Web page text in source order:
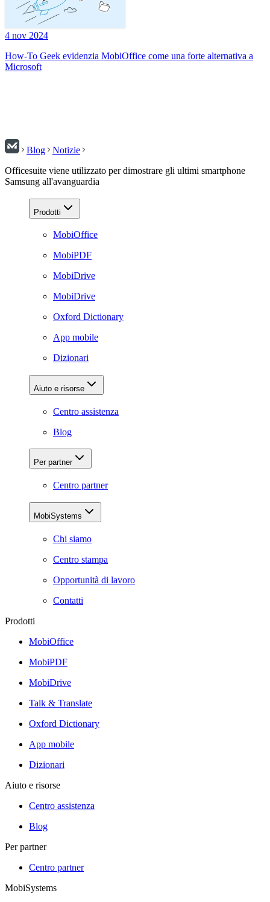
4 nov 2024
How-To Geek evidenzia MobiOffice come una forte alternativa a
Microsoft
Blog
Notizie
Officesuite viene utilizzato per dimostrare gli ultimi smartphone
Samsung all'avanguardia
Prodotti
MobiOffice
MobiPDF
MobiDrive
MobiDrive
Oxford Dictionary
App mobile
Dizionari
Aiuto e risorse
Centro assistenza
Blog
Per partner
Centro partner
MobiSystems
Chi siamo
Centro stampa
Opportunità di lavoro
Contatti
Prodotti
MobiOffice
MobiPDF
MobiDrive
Talk & Translate
Oxford Dictionary
App mobile
Dizionari
Aiuto e risorse
Centro assistenza
Blog
Per partner
Centro partner
MobiSystems